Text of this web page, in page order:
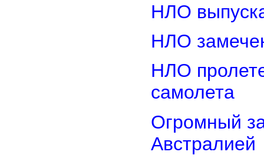
НЛО
НЛО
НЛО
самолета
Огромный
Австралией